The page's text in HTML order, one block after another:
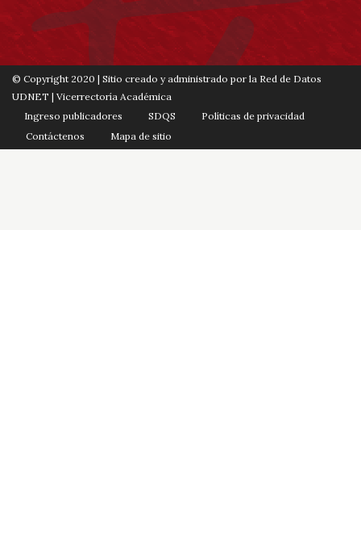
© Copyright 2020 | Sitio creado y administrado por la Red de Datos
UDNET | Vicerrectoría Académica
Ingreso publicadores
SDQS
Políticas de privacidad
Contáctenos
Mapa de sitio